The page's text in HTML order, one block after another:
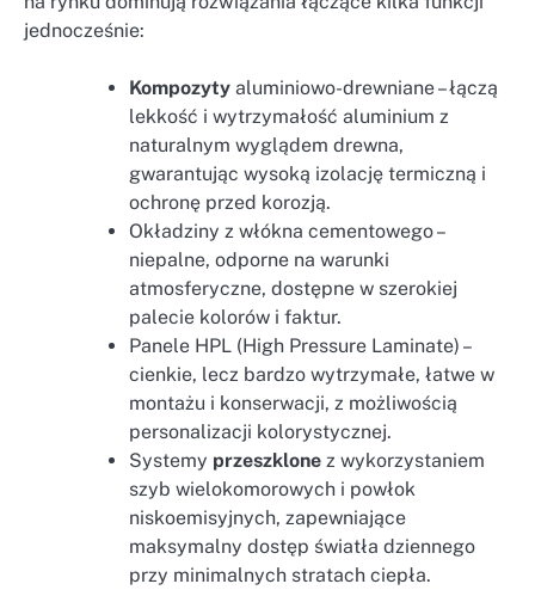
jednocześnie:
Kompozyty aluminiowo-drewniane – łączą
lekkość i wytrzymałość aluminium z
naturalnym wyglądem drewna,
gwarantując wysoką izolację termiczną i
ochronę przed korozją.
Okładziny z włókna cementowego –
niepalne, odporne na warunki
atmosferyczne, dostępne w szerokiej
palecie kolorów i faktur.
Panele HPL (High Pressure Laminate) –
cienkie, lecz bardzo wytrzymałe, łatwe w
montażu i konserwacji, z możliwością
personalizacji kolorystycznej.
Systemy przeszklone z wykorzystaniem
szyb wielokomorowych i powłok
niskoemisyjnych, zapewniające
maksymalny dostęp światła dziennego
przy minimalnych stratach ciepła.